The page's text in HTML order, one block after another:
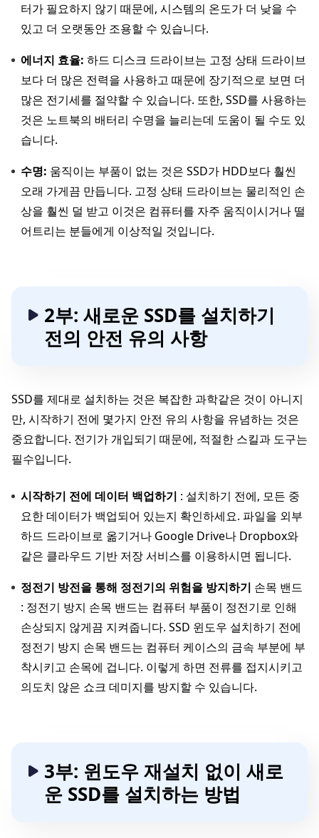
터가 필요하지 않기 때문에, 시스템의 온도가 더 낮을 수
있고 더 오랫동안 조용할 수 있습니다.
에너지 효율: 하드 디스크 드라이브는 고정 상태 드라이브
보다 더 많은 전력을 사용하고 때문에 장기적으로 보면 더
많은 전기세를 절약할 수 있습니다. 또한, SSD를 사용하는
것은 노트북의 배터리 수명을 늘리는데 도움이 될 수도 있
습니다.
수명: 움직이는 부품이 없는 것은 SSD가 HDD보다 훨씬
오래 가게끔 만듭니다. 고정 상태 드라이브는 물리적인 손
상을 훨씬 덜 받고 이것은 컴퓨터를 자주 움직이시거나 떨
어트리는 분들에게 이상적일 것입니다.
2부: 새로운 SSD를 설치하기
전의 안전 유의 사항
SSD를 제대로 설치하는 것은 복잡한 과학같은 것이 아니지
만, 시작하기 전에 몇가지 안전 유의 사항을 유념하는 것은
중요합니다. 전기가 개입되기 때문에, 적절한 스킬과 도구는
필수입니다.
시작하기 전에 데이터 백업하기 : 설치하기 전에, 모든 중
요한 데이터가 백업되어 있는지 확인하세요. 파일을 외부
하드 드라이브로 옮기거나 Google Drive나 Dropbox와
같은 클라우드 기반 저장 서비스를 이용하시면 됩니다.
정전기 방전을 통해 정전기의 위험을 방지하기 손목 밴드
: 정전기 방지 손목 밴드는 컴퓨터 부품이 정전기로 인해
손상되지 않게끔 지켜줍니다. SSD 윈도우 설치하기 전에
정전기 방지 손목 밴드는 컴퓨터 케이스의 금속 부분에 부
착시키고 손목에 겁니다. 이렇게 하면 전류를 접지시키고
의도치 않은 쇼크 데미지를 방지할 수 있습니다.
3부: 윈도우 재설치 없이 새로
운 SSD를 설치하는 방법